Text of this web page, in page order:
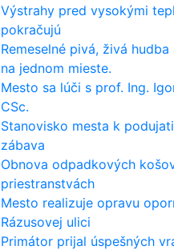
Výstrahy pred vysokými
pokračujú
Remeselné pivá, živá
na jednom mieste.
Mesto sa lúči s prof. Ing.
CSc.
Stanovisko mesta k
zábava
Obnova odpadkových
priestranstvách
Mesto realizuje opravu
Rázusovej ulici
Primátor prijal úspešných